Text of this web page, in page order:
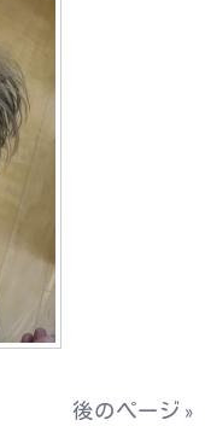
後のページ »